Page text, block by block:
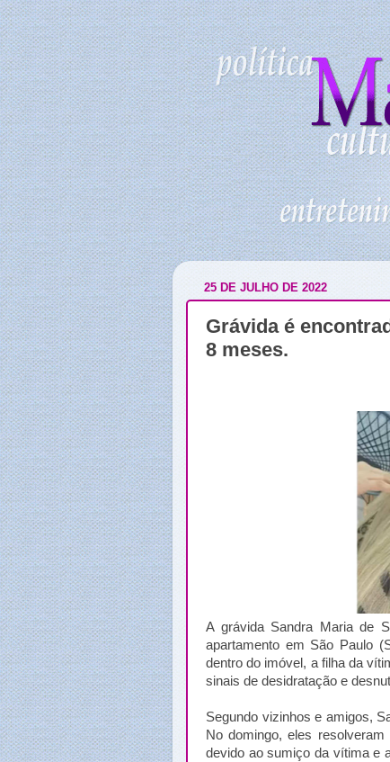
25 DE JULHO DE 2022
Grávida é
8 meses.
A grávida Sandra Maria de
apartamento em São Paulo
dentro do imóvel, a filha da
sinais de desidratação e
Segundo vizinhos e amigos,
No domingo, eles
devido ao sumiço da vítima e